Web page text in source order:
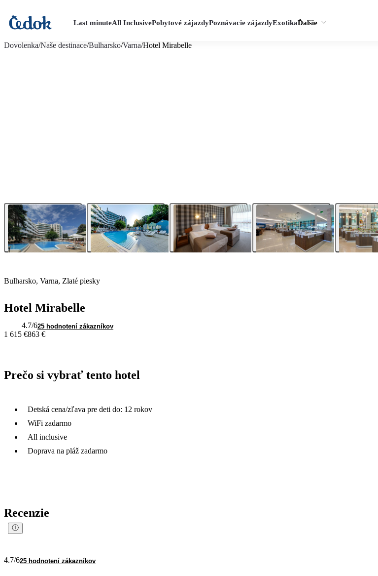
Last minuteAll InclusivePobytové zájazdyPoznávacie zájazdyExotikaĎalšie
Dovolenka/Naše destinace/Bulharsko/Varna/Hotel Mirabelle
Bulharsko, Varna, Zlaté piesky
Hotel Mirabelle
4.7/625 hodnotení zákazníkov
1 615 €863 €
Prečo si vybrať tento hotel
Detská cena/zľava pre deti do: 12 rokov
WiFi zadarmo
All inclusive
Doprava na pláž zadarmo
Recenzie
4.7/625 hodnotení zákazníkov